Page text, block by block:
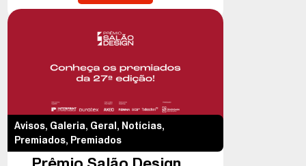
Avisos, Galeria, Geral , Notícias,
Premiados, Premiados